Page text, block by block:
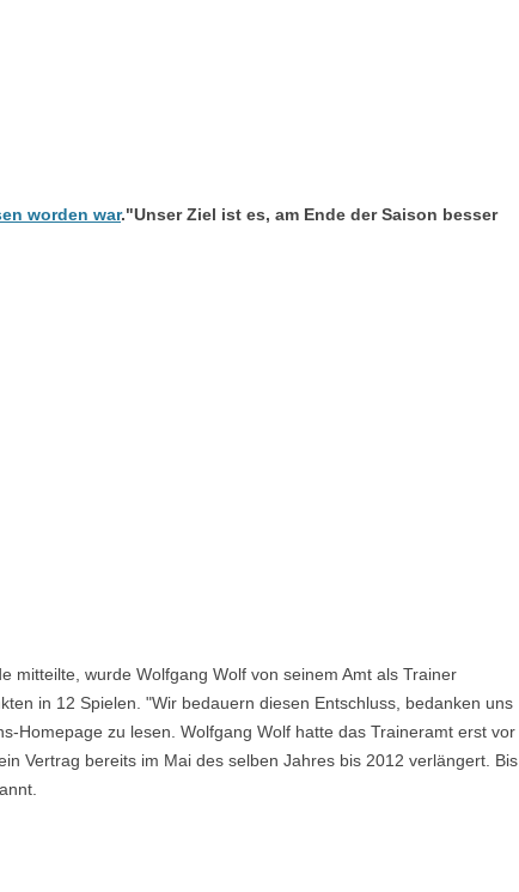
worden war."Unser Ziel ist es, am Ende der Saison besser
mitteilte, wurde Wolfgang Wolf von seinem Amt als Trainer
in 12 Spielen. "Wir bedauern diesen Entschluss, bedanken uns
Homepage zu lesen. Wolfgang Wolf hatte das Traineramt erst vor
Vertrag bereits im Mai des selben Jahres bis 2012 verlängert. Bis